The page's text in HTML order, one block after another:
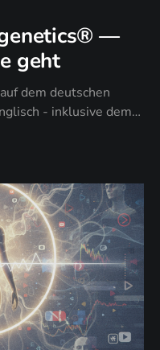
—
geht
dem deutschen
- inklusive dem